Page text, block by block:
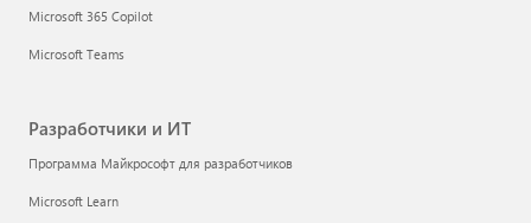
Microsoft 365 Copilot
Microsoft Teams
Разработчики и ИТ
Программа Майкрософт для разработчиков
Microsoft Learn